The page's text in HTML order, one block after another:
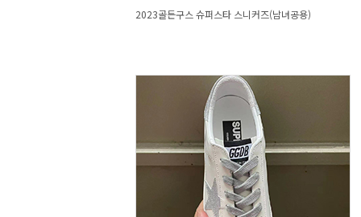
2023골든구스 슈퍼스타 스니커즈(남녀공용)